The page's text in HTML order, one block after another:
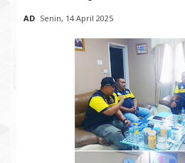
AD Senin, 14 April 2025